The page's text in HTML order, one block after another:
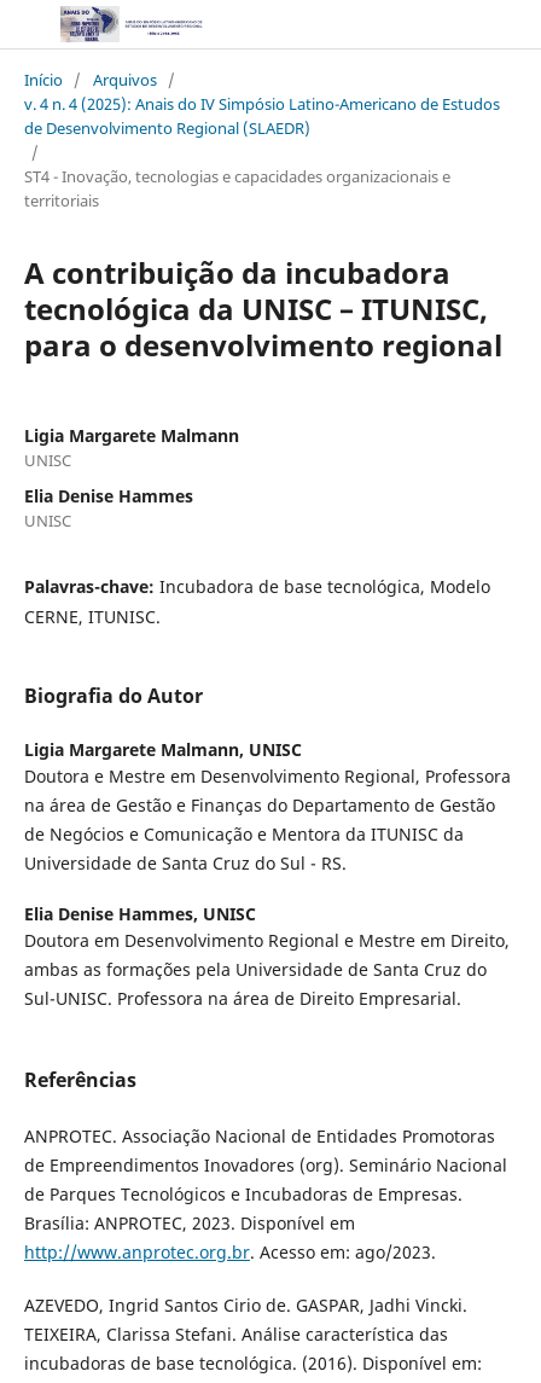
Início / Arquivos /
v. 4 n. 4 (2025): Anais do IV Simpósio Latino-Americano de Estudos
de Desenvolvimento Regional (SLAEDR)
/
ST4 - Inovação, tecnologias e capacidades organizacionais e
territoriais
A contribuição da incubadora
tecnológica da UNISC – ITUNISC,
para o desenvolvimento regional
Ligia Margarete Malmann
UNISC
Elia Denise Hammes
UNISC
Palavras-chave: Incubadora de base tecnológica, Modelo
CERNE, ITUNISC.
Biografia do Autor
Ligia Margarete Malmann, UNISC
Doutora e Mestre em Desenvolvimento Regional, Professora
na área de Gestão e Finanças do Departamento de Gestão
de Negócios e Comunicação e Mentora da ITUNISC da
Universidade de Santa Cruz do Sul - RS.
Elia Denise Hammes, UNISC
Doutora em Desenvolvimento Regional e Mestre em Direito,
ambas as formações pela Universidade de Santa Cruz do
Sul-UNISC. Professora na área de Direito Empresarial.
Referências
ANPROTEC. Associação Nacional de Entidades Promotoras
de Empreendimentos Inovadores (org). Seminário Nacional
de Parques Tecnológicos e Incubadoras de Empresas.
Brasília: ANPROTEC, 2023. Disponível em
http://www.anprotec.org.br. Acesso em: ago/2023.
AZEVEDO, Ingrid Santos Cirio de. GASPAR, Jadhi Vincki.
TEIXEIRA, Clarissa Stefani. Análise característica das
incubadoras de base tecnológica. (2016). Disponível em: